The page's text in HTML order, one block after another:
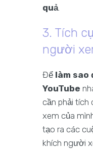
quả.
3. Tích
người
Để làm sao
YouTube
cần phải
xem của
tạo ra các
khích người